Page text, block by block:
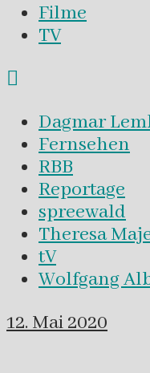
Filme
TV
Dagmar
Fernsehen
RBB
Reportage
spreewald
Theresa
tV
Wolfgang
12. Mai 2020